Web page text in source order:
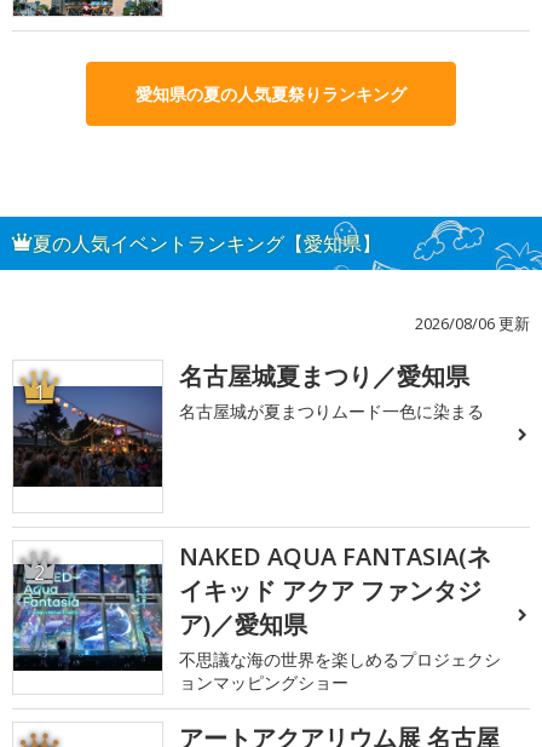
愛知県の夏の人気夏祭りランキング
夏の人気イベントランキング【愛知県】
2026/08/06 更新
1 名古屋城夏まつり／愛知県
名古屋城が夏まつりムード一色に染まる
2
NAKED AQUA FANTASIA(ネ
イキッド アクア ファンタジ
ア)／愛知県
不思議な海の世界を楽しめるプロジェクシ
ョンマッピングショー
アートアクアリウム展 名古屋